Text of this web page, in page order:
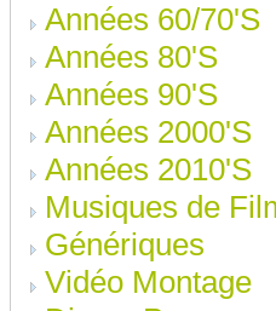
Années 60/70'S
Années 80'S
Années 90'S
Années 2000'S
Années 2010'S
Musiques de
Génériques
Vidéo Montage